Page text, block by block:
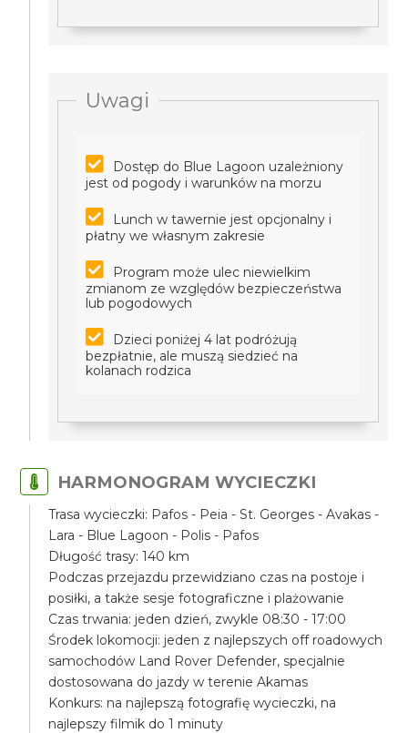
Uwagi
Dostęp do Blue Lagoon uzależniony
jest od pogody i warunków na morzu
Lunch w tawernie jest opcjonalny i
płatny we własnym zakresie
Program może ulec niewielkim
zmianom ze względów bezpieczeństwa
lub pogodowych
Dzieci poniżej 4 lat podróżują
bezpłatnie, ale muszą siedzieć na
kolanach rodzica
HARMONOGRAM WYCIECZKI
Trasa wycieczki: Pafos - Peia - St. Georges - Avakas -
Lara - Blue Lagoon - Polis - Pafos
Długość trasy: 140 km
Podczas przejazdu przewidziano czas na postoje i
posiłki, a także sesje fotograficzne i plażowanie
Czas trwania: jeden dzień, zwykle 08:30 - 17:00
Środek lokomocji: jeden z najlepszych off roadowych
samochodów Land Rover Defender, specjalnie
dostosowana do jazdy w terenie Akamas
Konkurs: na najlepszą fotografię wycieczki, na
najlepszy filmik do 1 minuty